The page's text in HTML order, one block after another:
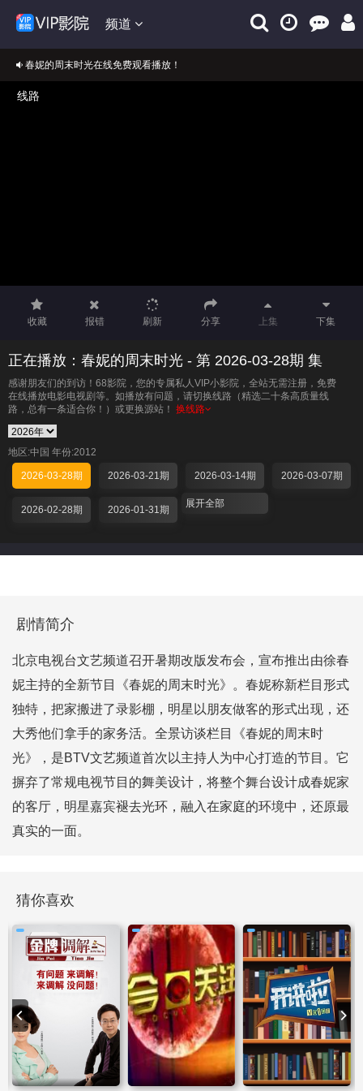
频道
春妮的周末时光在线免费观看播放！
正在播放：春妮的周末时光
收藏 报错 刷新 分享 上集 下集
正在播放：春妮的周末时光 - 第 2026-03-28期 集
感谢朋友们的到访！68影院，您的专属私人VIP小影院，全站无需注册，免费
在线播放电影电视剧等。如播放有问题，请切换线路（精选二十条高质量线
路，总有一条适合你！）或更换源站！ 换线路
地区:中国 年份:2012
2026-03-28期 2026-03-21期 2026-03-14期 2026-03-07期
2026-02-28期 2026-01-31期
展开全部
剧情简介
北京电视台文艺频道召开暑期改版发布会，宣布推出由徐春
妮主持的全新节目《春妮的周末时光》。春妮称新栏目形式
独特，把家搬进了录影棚，明星以朋友做客的形式出现，还
大秀他们拿手的家务活。全景访谈栏目《春妮的周末时
光》，是BTV文艺频道首次以主持人为中心打造的节目。它
摒弃了常规电视节目的舞美设计，将整个舞台设计成春妮家
的客厅，明星嘉宾褪去光环，融入在家庭的环境中，还原最
真实的一面。
猜你喜欢